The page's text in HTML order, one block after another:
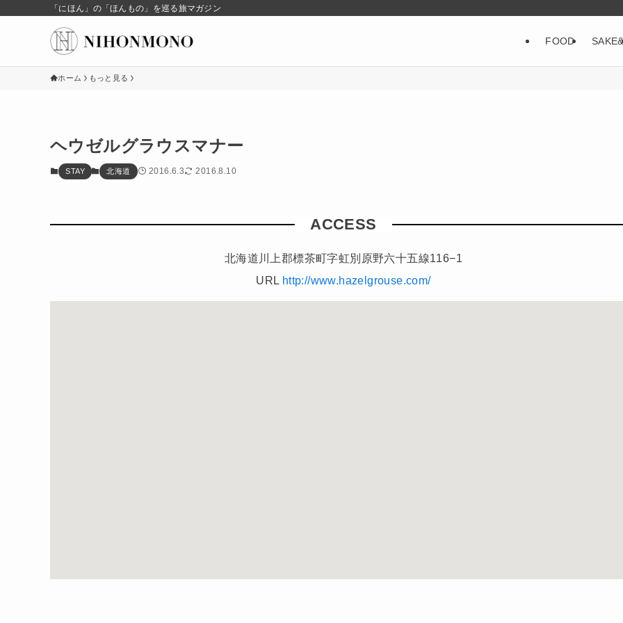
「にほん」の「ほんもの」を巡る旅マガジン
FOOD
ホーム もっと見る
ヘウゼルグラウスマナー
STAY 北海道 2016.6.3 2016.8.10
ACCESS
北海道川上郡標茶町字虹別原野六十五線116−1
URL http://www.hazelgrouse.com/